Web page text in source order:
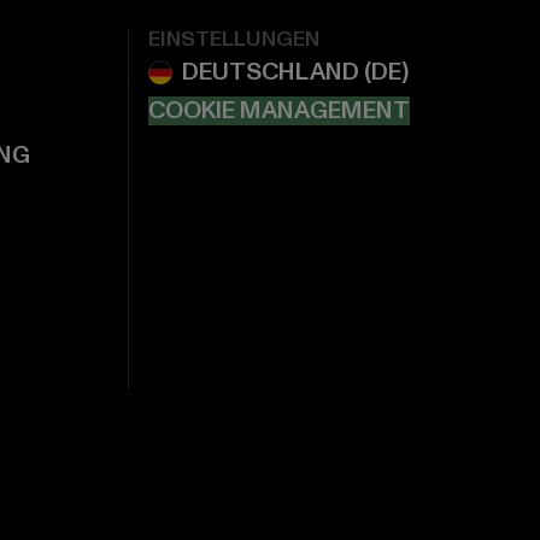
EINSTELLUNGEN
COOKIE MANAGEMENT